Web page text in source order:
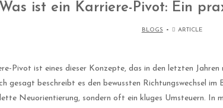
Was ist ein Karriere-Pivot: Ein
BLOGS ARTICLE
Pivot ist eines dieser Konzepte, das in den letzten Jahren
gesagt beschreibt es den bewussten Richtungswechsel im
Neuorientierung, sondern oft ein kluges Umsteuern. In